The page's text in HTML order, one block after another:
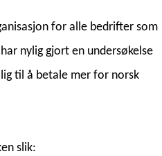
for alle bedrifter som
nylig gjort en undersøkelse
til å betale mer for norsk
slik: